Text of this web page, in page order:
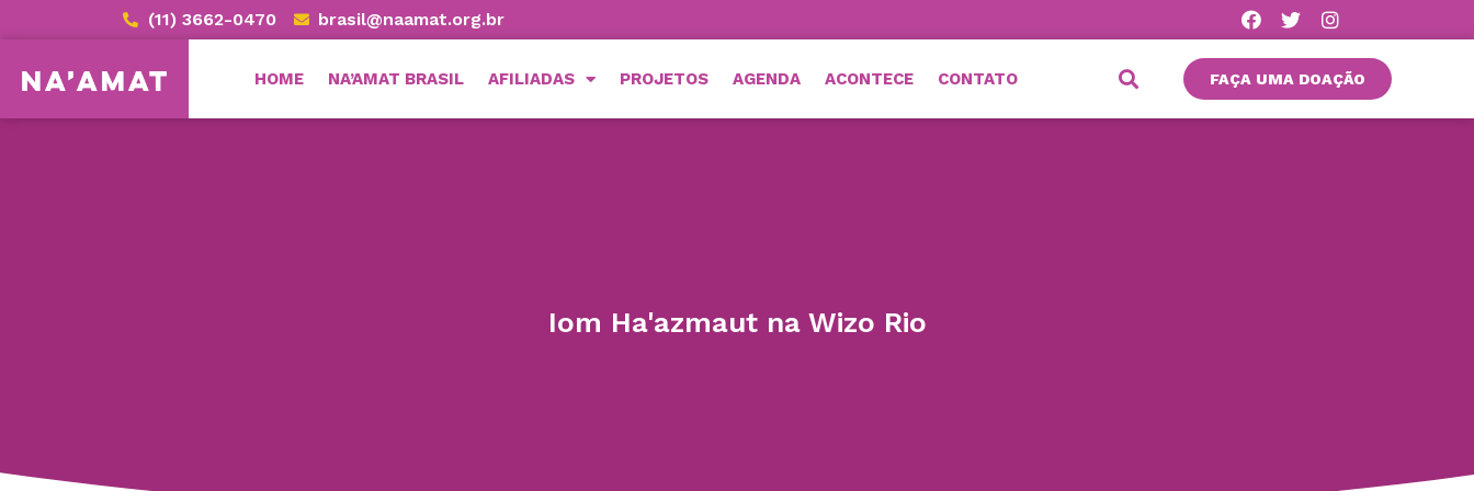
(11) 3662-0470 brasil@naamat.org.br
HOME NA’AMAT BRASIL AFILIADAS PROJETOS AGENDA ACONTECE CONTATO FAÇA UMA DOAÇÃO
Iom Ha'azmaut na Wizo Rio